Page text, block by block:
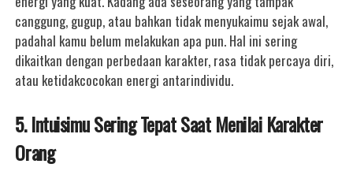
canggung, gugup, atau bahkan tidak menyukaimu sejak awal,
padahal kamu belum melakukan apa pun. Hal ini sering
dikaitkan dengan perbedaan karakter, rasa tidak percaya diri,
atau ketidakcocokan energi antarindividu.
5. Intuisimu Sering Tepat Saat Menilai Karakter
Orang